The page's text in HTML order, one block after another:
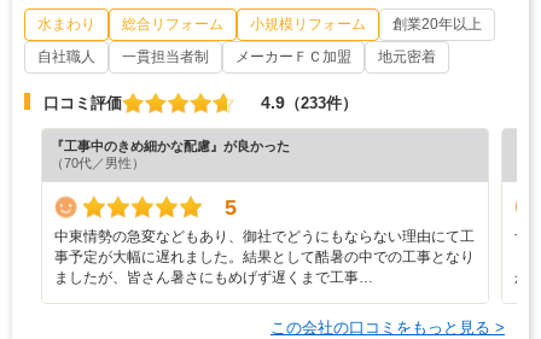
水まわり 総合リフォーム 小規模リフォーム
創業20年以上
自社職人
一貫担当者制 メーカーＦＣ加盟 地元密着
口コミ評価 4.9 （233件）
『工事中のきめ細かな配慮』が良かった
（70代／男性）
5
中東情勢の急変などもあり、御社でどうにもならない理由にて工
事予定が大幅に遅れました。結果として酷暑の中での工事となり
ましたが、皆さん暑さにもめげず遅くまで工事…
予
か
この会社の口コミをもっと見る >